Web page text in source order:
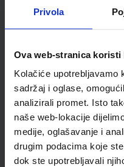
Privola
Ova web-stranica koristi
Kolačiće upotrebljavamo
sadržaj i oglase,
analizirali promet. Isto
naše web-lokacije
medije, oglašavanje i
drugim podacima koje
dok ste upotrebljavali
Omot PVC